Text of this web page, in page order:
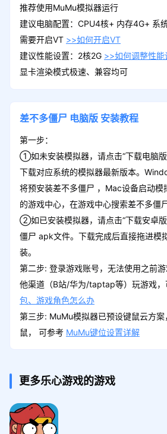
推荐使用MuMu模拟器运行
建议电脑配置：CPU4核+ 内存4G+ 系
需要开启VT >>如何开启VT
建议性能设置：2核2G >>如何调整性能
显卡渲染模式极速、兼容均可
差不多僵尸 电脑版 安装教程
第一步：
①如未安装模拟器，请点击“下载电脑
下载对应系统的模拟器最新版本。
将预安装差不多僵尸 ，Mac设备启动模
的游戏中心，在游戏中心搜索差不多僵
②如已安装模拟器，请点击“下载安卓
僵尸 apk文件。下载完成后直接拖进模
装。
第二步: 登录游戏账号，无法使用之前
他渠道（B站/华为/taptap等）玩游戏，
包、游戏角色怎么办
第三步: MuMu模拟器已预设键鼠云方
鼠， 可参考 MuMu键位设置详解
更多乐心游戏的游戏